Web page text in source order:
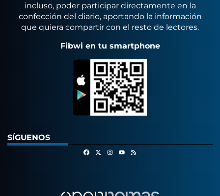
incluso, poder participar directamente en la
confección del diario, aportando la información
que quiera compartir con el resto de lectores.
Fibwi en tu smartphone
SÍGUENOS
FacebookInstagram